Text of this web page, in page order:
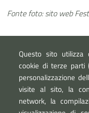
Fonte foto: sito web
Link esterni
Festival della Scienza
Questo sito utilizza
cookie di terze
personalizzazione
visite al sito, la
network, la